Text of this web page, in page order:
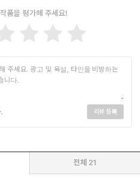
에서 나는 이미 자유로워“
트셀러 1위!
를 뒤흔든 소서림 작가의 신작
》으로 전 세계 13개국 수출 및 이탈리
품을 평가해 주세요!
리뷰 등록
전체 21